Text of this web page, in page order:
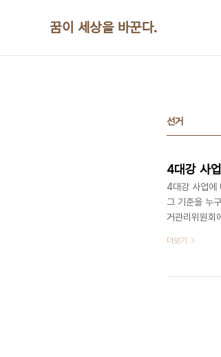
꿈이 세상을 바꾼다.
선거
4대강 사
4대강 사업에
그 기준을 누
거관리위원회
디오, 옥외광
체에서 자체
더보기